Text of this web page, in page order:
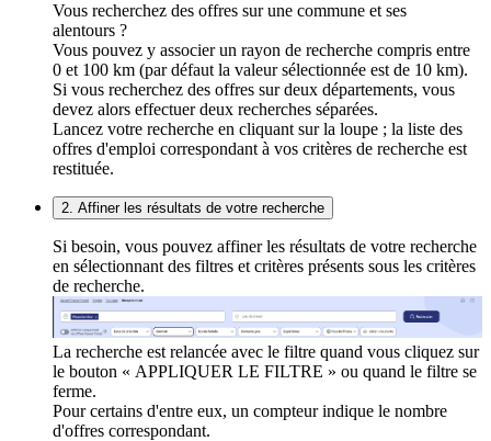
Vous recherchez des offres sur une commune et ses
alentours ?
Vous pouvez y associer un rayon de recherche compris entre
0 et 100 km (par défaut la valeur sélectionnée est de 10 km).
Si vous recherchez des offres sur deux départements, vous
devez alors effectuer deux recherches séparées.
Lancez votre recherche en cliquant sur la loupe ; la liste des
offres d'emploi correspondant à vos critères de recherche est
restituée.
2. Affiner les résultats de votre recherche
Si besoin, vous pouvez affiner les résultats de votre recherche
en sélectionnant des filtres et critères présents sous les critères
de recherche.
La recherche est relancée avec le filtre quand vous cliquez sur
le bouton « APPLIQUER LE FILTRE » ou quand le filtre se
ferme.
Pour certains d'entre eux, un compteur indique le nombre
d'offres correspondant.